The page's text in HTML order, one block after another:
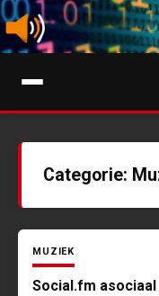
naar
de
inhoudTips, nieuws en info over
Categorie:
MUZIEK
Social.fm